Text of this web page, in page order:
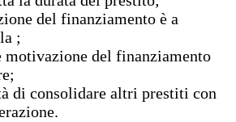
del finanziamento è a
;
motivazione del finanziamento
di consolidare altri prestiti con